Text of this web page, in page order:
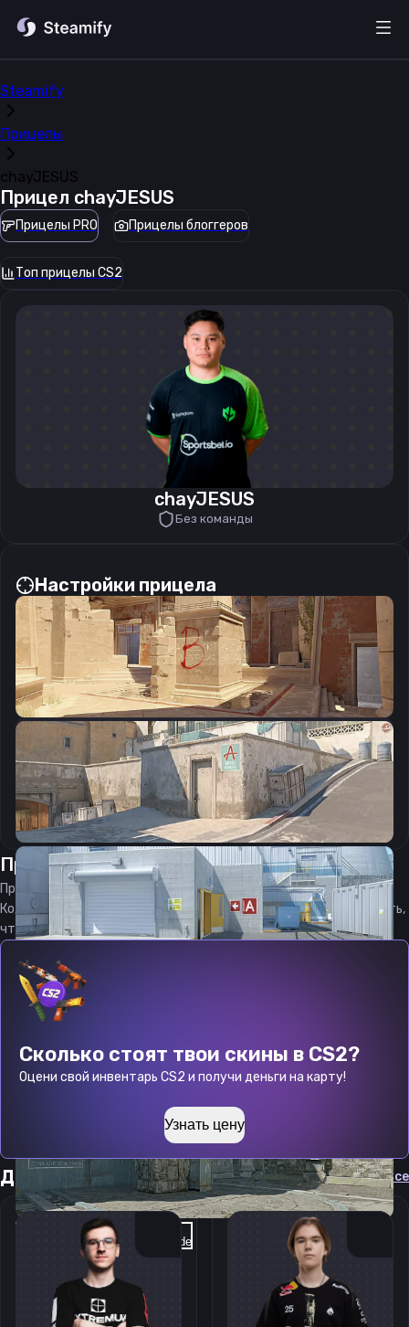
Steamify
Прицелы
chayJESUS
Прицел chayJESUS
Прицелы PRO Прицелы блоггеров
Топ прицелы CS2
chayJESUS
Без команды
Настройки прицела
Previous slide Next slide
CSGO-6bPLi-eYCED-zbinr-2dMAw-kbTOG
Скопировать
ПрицелчайХЕСУС от 10.08.2026
Прицел chayJESUS является актуальным на10.08.2026
Код прицела
CS 2 стараемся еженедельно обновлять,
чтобы вы могли играть с актуальными настройками игрока.
Сколько стоят твои скины в CS2?
Оцени свой инвентарь CS2 и получи деньги на карту!
Узнать цену
Другие прицелы Cмотреть все